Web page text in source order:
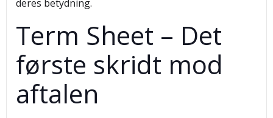
deres betydning.
Term Sheet – Det
første skridt mod
aftalen